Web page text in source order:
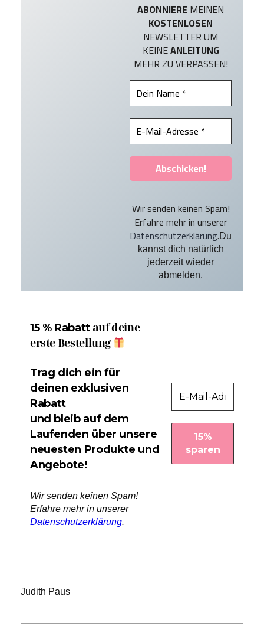
ABONNIEREMEINEN
KOSTENLOSEN
NEWSLETTER UM
KEINEANLEITUNG
MEHR ZU VERPASSEN!
Wir senden keinen Spam!
Erfahre mehr in unserer
Datenschutzerklärung.Du
kannst dich natürlich
jederzeit wieder
abmelden.
15 % Rabattauf deine
erste Bestellung
Trag dich ein für
deinen exklusiven
Rabatt
und bleib auf dem
Laufenden über unsere
neuesten Produkte und
Angebote!
Wir senden keinen Spam!
Erfahre mehr in unserer
Datenschutzerklärung.
Judith Paus